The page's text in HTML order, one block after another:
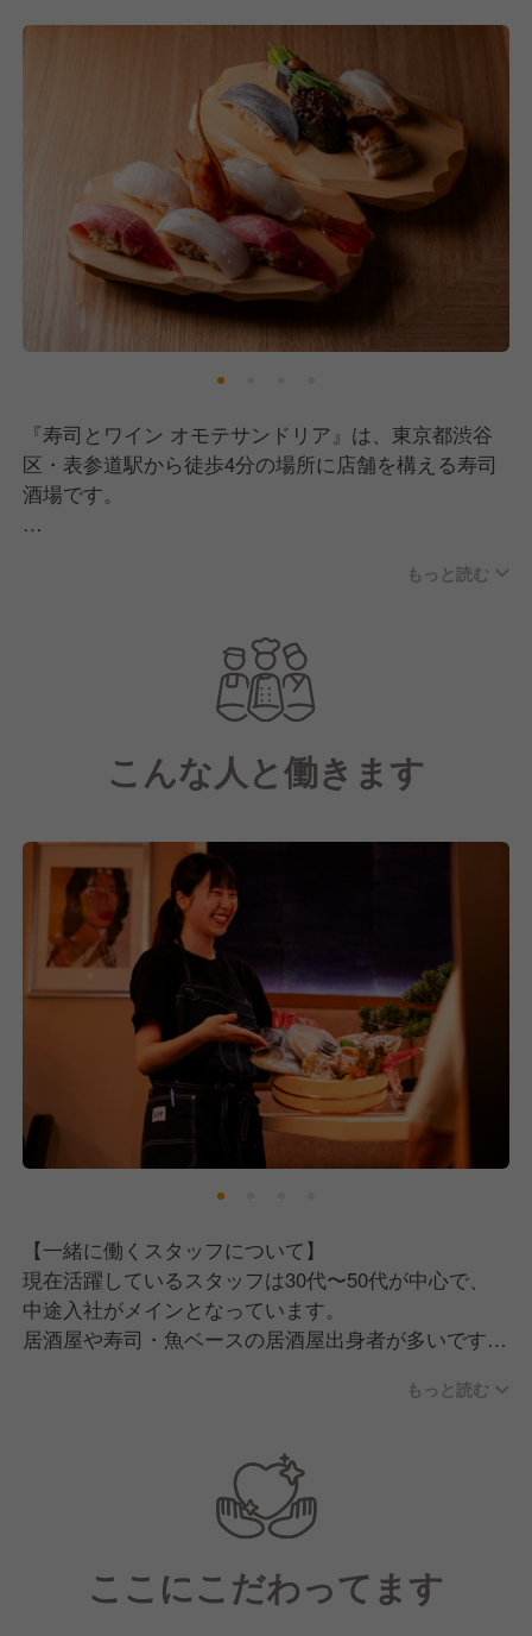
『寿司とワイン オモテサンドリア』は、東京都渋谷
区・表参道駅から徒歩4分の場所に店舗を構える寿司
酒場です。
的な握り寿司からオリジナルのアレンジ寿司、創作お
お酒はソムリエ厳選のワインとSAKEディプロマがセ
レクトした日本酒を揃えており、寿司とお酒のペアリ
ングを気軽に楽しめるお店です。
白を基調としたおしゃれなカフェのような明るい空間
は、カウンター席とゆったりとしたテーブル席・ソフ
女性客やビジネスマンを中心に、女子会やデートから
会食まで幅広いシーンでご利用いただいており、客単
価は6,000円となっています。
2024年4月のオープン以来、おかげさまで多くのお客
様にご来店いただいています。
これからも変わらず、本格的な寿司とワインのペアリ
ングをより多くの方にお届けし、「ワインって面白
い！」と思っていただけるきっかけを一つひとつ作り
続けていきます。
そこで現在は、一緒にお店を盛り上げていただける新
しい仲間を募集中です！
もっと読む
こんな人と働きます
【一緒に働くスタッフについて】
現在活躍しているスタッフは30代〜50代が中心で、
中途入社がメインとなっています。
居酒屋や寿司・魚ベースの居酒屋出身者が多いです
い！」と入社してきたカフェ業態のマネージャー出身
【私たちが採用の中で大切にしていること】
女性客やビジネスマン、インバウンドのお客様まで幅
広い層が来店する環境だからこそ、どんな方とも自然
にコミュニケーションが取れる方に向いているお店で
もっと読む
ここにこだわってます